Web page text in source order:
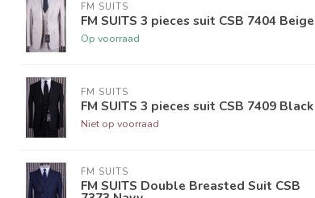
FM SUITS
FM SUITS 3 pieces suit CSB 7404 Beige
Op voorraad
FM SUITS
FM SUITS 3 pieces suit CSB 7409 Black
Niet op voorraad
FM SUITS
FM SUITS Double Breasted Suit CSB